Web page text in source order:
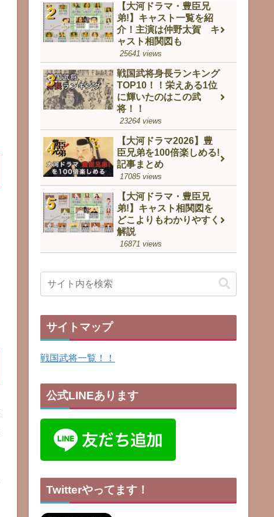
【大河ドラマ・豊臣兄
弟!】キャスト一覧を紹
介！主演は仲野太賀 キ
ャスト相関図も
25641 views
戦国武将身長ランキング
TOP10！！栄えある1位
に輝いたのはこの武
将！！
23264 views
【大河ドラマ2026】豊
臣兄弟を100倍楽しめる!
記事まとめ
17085 views
【大河ドラマ・豊臣兄
弟!】キャスト相関図を
どこよりもわかりやすく
解説
16871 views
サイトマップ
戦国武将一覧！！
公式LINEあります
Twitterやってます！